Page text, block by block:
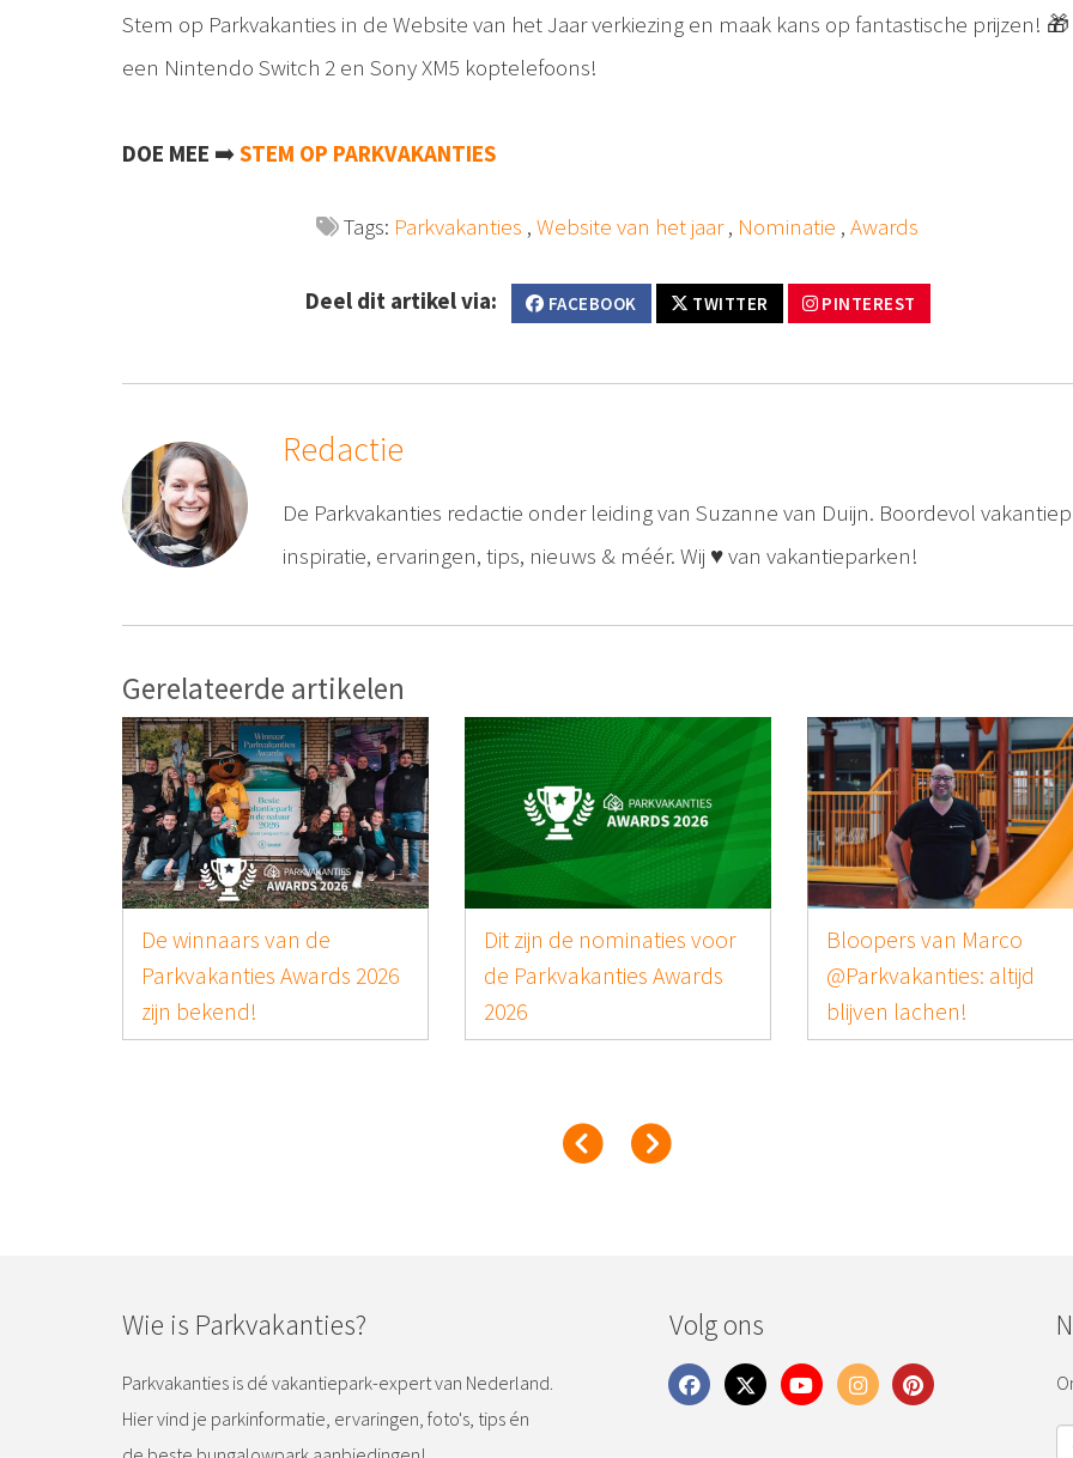
Stem op Parkvakanties in de Website van het Jaar verkiezing en maak kans op fantastische prijzen! 🎁
een Nintendo Switch 2 en Sony XM5 koptelefoons!
DOE MEE ➡️STEM OP PARKVAKANTIES
Tags: Parkvakanties ,Website van het jaar, Nominatie ,Awards
Deel dit artikel via: FACEBOOK TWITTER PINTEREST
Redactie
De Parkvakanties redactie onder leiding van Suzanne van Duijn. Boordevol
inspiratie, ervaringen, tips, nieuws & méér. Wij ♥ van vakantieparken!
Gerelateerde artikelen
Parkvakanties Awards 2025:
Dit zijn de winnaars!
Dit zijn de nominaties voor
de Parkvakanties Awards
Onderzoek
Trends 2024
Wie is Parkvakanties?
Parkvakanties is dé vakantiepark-expert van Nederland.
Hier vind je parkinformatie, ervaringen, foto's, tips én
Volg ons